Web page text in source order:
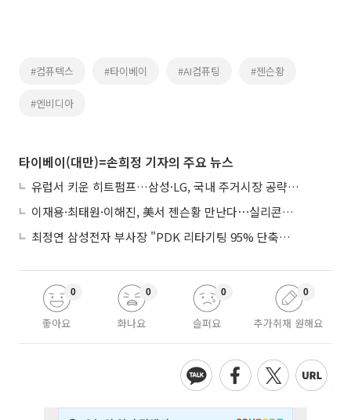
#컴퓨텍스 #타이베이 #AI컴퓨팅 #젠슨황
#엔비디아
타이베이(대만)=손희정 기자의 주요 뉴스
유럽서 키운 히트펌프…삼성·LG, 국내 주거시장 공략 ‘속도’
이재용·최태원·이해진, 美서 젠슨황 만난다⋯실리콘밸리 집결하는 AI리더
최정연 삼성전자 부사장 "PDK 리타기팅 95% 단축…에이전트 AI 시범 활용"
좋아요
0
화나요
0
슬퍼요
0
추가취재 원해요
0